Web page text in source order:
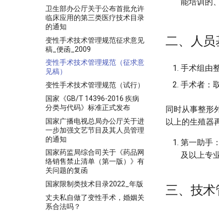
卫生部办公厅关于公布首批允许
临床应用的第三类医疗技术目录
的通知
变性手术技术管理规范征求意见
稿_便函_2009
变性手术技术管理规范（征求意
见稿）
变性手术技术管理规范（试行）
国家《GB/T 14396-2016 疾病
分类与代码》标准正式发布
国家广播电视总局办公厅关于进
一步加强文艺节目及其人员管理
的通知
国家药监局综合司关于《药品网
络销售禁止清单（第一版）》有
关问题的复函
国家限制类技术目录2022_年版
丈夫私自做了变性手术，婚姻关
系合法吗？
二、人员
手术组由
手术者：
同时从事整形
以上的生殖器
第一助手
及以上专
三、技